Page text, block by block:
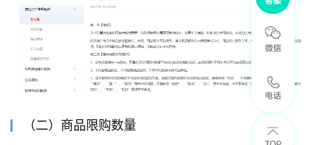
（二）商品限购数量